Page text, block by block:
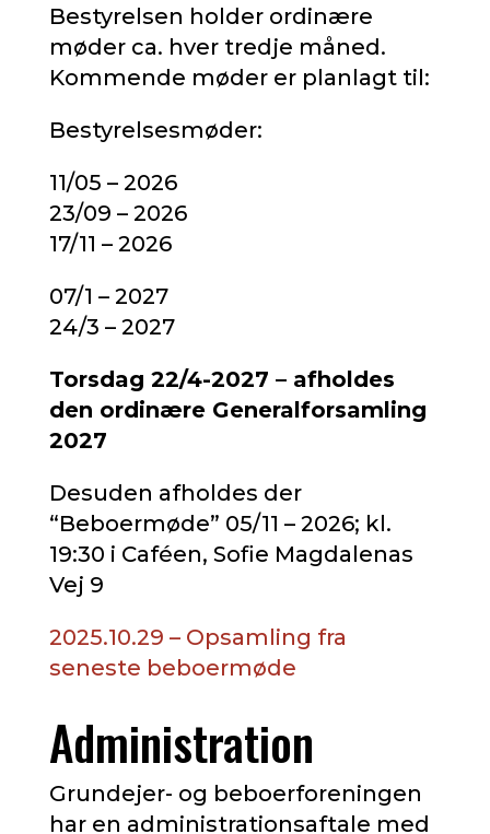
Bestyrelsen holder ordinære
møder ca. hver tredje måned.
Kommende møder er planlagt til:
Bestyrelsesmøder:
11/05 – 2026
23/09 – 2026
17/11 – 2026
07/1 – 2027
24/3 – 2027
Torsdag 22/4-2027 – afholdes
den ordinære Generalforsamling
2027
Desuden afholdes der
“Beboermøde” 05/11 – 2026; kl.
19:30 i Caféen, Sofie Magdalenas
Vej 9
2025.10.29 – Opsamling fra
seneste beboermøde
Administration
Grundejer- og beboerforeningen
har en administrationsaftale med